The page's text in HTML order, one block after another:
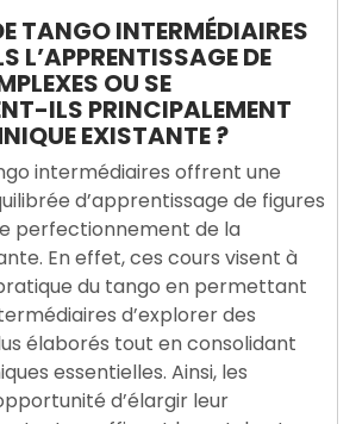
TANGO INTERMÉDIAIRES
L’APPRENTISSAGE DE
OU SE
ILS PRINCIPALEMENT
EXISTANTE ?
intermédiaires offrent une
d’apprentissage de figures
perfectionnement de la
En effet, ces cours visent à
du tango en permettant
d’explorer des
élaborés tout en consolidant
essentielles. Ainsi, les
d’élargir leur